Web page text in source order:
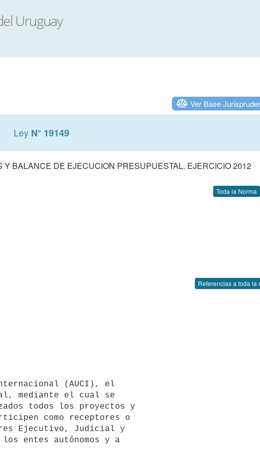
Ver Base
Ley N° 19149
BALANCE DE EJECUCION PRESUPUESTAL. EJERCICIO 2012
Toda la Norma
Referencias a toda la
mediante el cual se
todos los proyectos y
como receptores o
Ejecutivo, Judicial y
entes autónomos y a